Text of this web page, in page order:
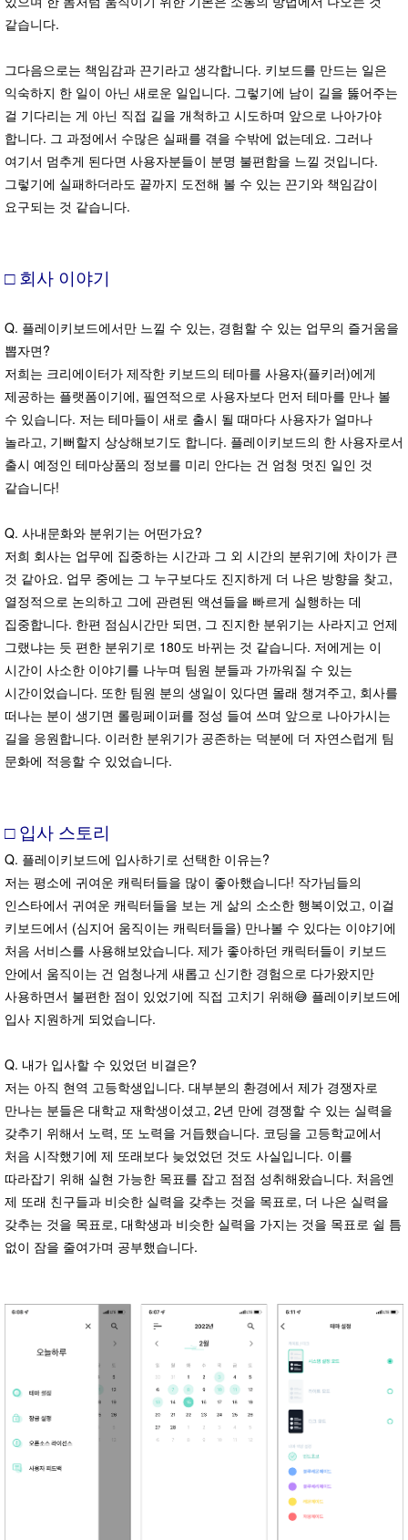
같습니다.
그다음으로는 책임감과 끈기라고 생각합니다. 키보드를 만드는 일은
익숙하지 한 일이 아닌 새로운 일입니다. 그렇기에 남이 길을 뚫어주는
걸 기다리는 게 아닌 직접 길을 개척하고 시도하며 앞으로 나아가야
합니다. 그 과정에서 수많은 실패를 겪을 수밖에 없는데요. 그러나
여기서 멈추게 된다면 사용자분들이 분명 불편함을 느낄 것입니다.
그렇기에 실패하더라도 끝까지 도전해 볼 수 있는 끈기와 책임감이
요구되는 것 같습니다.
□ 회사 이야기
Q. 플레이키보드에서만 느낄 수 있는, 경험할 수 있는 업무의 즐거움을
뽑자면?
저희는 크리에이터가 제작한 키보드의 테마를 사용자(플키러)에게
제공하는 플랫폼이기에, 필연적으로 사용자보다 먼저 테마를 만나 볼
수 있습니다. 저는 테마들이 새로 출시 될 때마다 사용자가 얼마나
놀라고, 기뻐할지 상상해보기도 합니다. 플레이키보드의 한 사용자로서
출시 예정인 테마상품의 정보를 미리 안다는 건 엄청 멋진 일인 것
같습니다!
Q. 사내문화와 분위기는 어떤가요?
저희 회사는 업무에 집중하는 시간과 그 외 시간의 분위기에 차이가 큰
것 같아요. 업무 중에는 그 누구보다도 진지하게 더 나은 방향을 찾고,
열정적으로 논의하고 그에 관련된 액션들을 빠르게 실행하는 데
집중합니다. 한편 점심시간만 되면, 그 진지한 분위기는 사라지고 언제
그랬냐는 듯 편한 분위기로 180도 바뀌는 것 같습니다. 저에게는 이
시간이 사소한 이야기를 나누며 팀원 분들과 가까워질 수 있는
시간이었습니다. 또한 팀원 분의 생일이 있다면 몰래 챙겨주고, 회사를
떠나는 분이 생기면 롤링페이퍼를 정성 들여 쓰며 앞으로 나아가시는
길을 응원합니다. 이러한 분위기가 공존하는 덕분에 더 자연스럽게 팀
문화에 적응할 수 있었습니다.
□ 입사 스토리
Q. 플레이키보드에 입사하기로 선택한 이유는?
저는 평소에 귀여운 캐릭터들을 많이 좋아했습니다! 작가님들의
인스타에서 귀여운 캐릭터들을 보는 게 삶의 소소한 행복이었고, 이걸
키보드에서 (심지어 움직이는 캐릭터들을) 만나볼 수 있다는 이야기에
처음 서비스를 사용해보았습니다. 제가 좋아하던 캐릭터들이 키보드
안에서 움직이는 건 엄청나게 새롭고 신기한 경험으로 다가왔지만
사용하면서 불편한 점이 있었기에 직접 고치기 위해😅 플레이키보드에
입사 지원하게 되었습니다.
Q. 내가 입사할 수 있었던 비결은?
저는 아직 현역 고등학생입니다. 대부분의 환경에서 제가 경쟁자로
만나는 분들은 대학교 재학생이셨고, 2년 만에 경쟁할 수 있는 실력을
갖추기 위해서 노력, 또 노력을 거듭했습니다. 코딩을 고등학교에서
처음 시작했기에 제 또래보다 늦었었던 것도 사실입니다. 이를
따라잡기 위해 실현 가능한 목표를 잡고 점점 성취해왔습니다. 처음엔
제 또래 친구들과 비슷한 실력을 갖추는 것을 목표로, 더 나은 실력을
갖추는 것을 목표로, 대학생과 비슷한 실력을 가지는 것을 목표로 쉴 틈
없이 잠을 줄여가며 공부했습니다.